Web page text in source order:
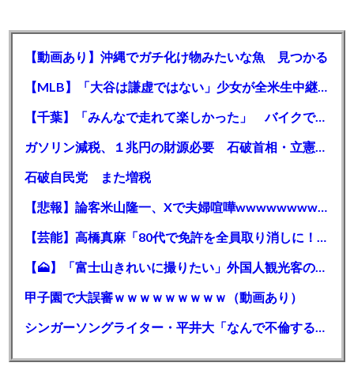
【動画あり】沖縄でガチ化け物みたいな魚 見つかる
【MLB】「大谷は謙虚ではない」少女が全米生中継で突然の大谷翔平批判 サイン無視された過去明かす
【千葉】「みんなで走れて楽しかった」 バイクでバースデー集団暴走 男女５７人を書類送検 SNSで参加者募る
ガソリン減税、１兆円の財源必要 石破首相・立憲野田氏「財源は死に物狂いで確保しなければならない」「本当に死に物狂いで」
石破自民党 また増税
【悲報】論客米山隆一、Xで夫婦喧嘩wwwwwwwwwwww
【芸能】高橋真麻「80代で免許を全員取り消しに！」 高齢ドライバーの事故問題で、高齢者の運転免許取り消し法を提案
【🗻】「富士山きれいに撮りたい」外国人観光客のレンタカー事故が急増…「ハンドルが逆で慣れず」、道の狭さも
甲子園で大誤審ｗｗｗｗｗｗｗｗｗ（動画あり）
シンガーソングライター・平井大「なんで不倫するか知ってる？妥協で結婚するからさ。」←浅すぎると大炎上